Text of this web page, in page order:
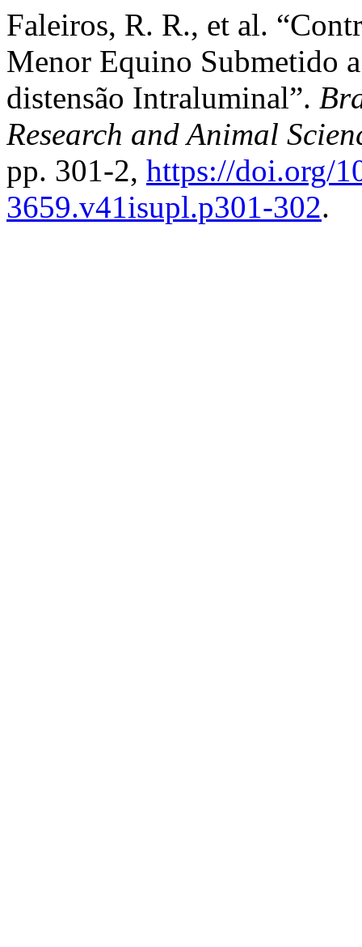
Faleiros, R. R., et al.
Menor Equino Submetido
distensão Intraluminal”.
Research and Animal
pp. 301-2, https://doi.org/
3659.v41isupl.p301-302.